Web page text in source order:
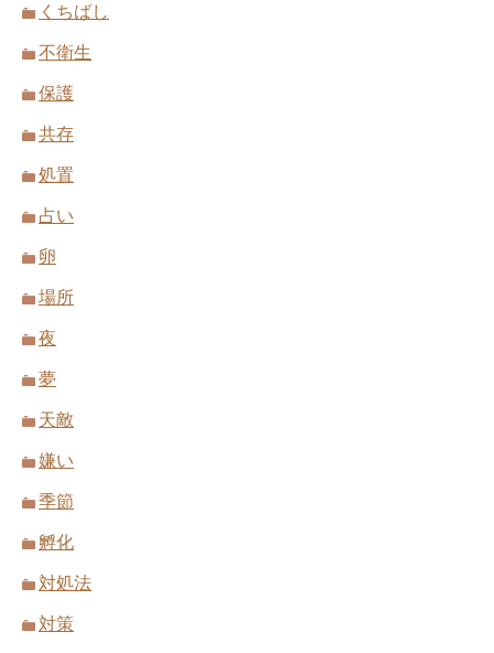
くちばし
不衛生
保護
共存
処置
占い
卵
場所
夜
夢
天敵
嫌い
季節
孵化
対処法
対策